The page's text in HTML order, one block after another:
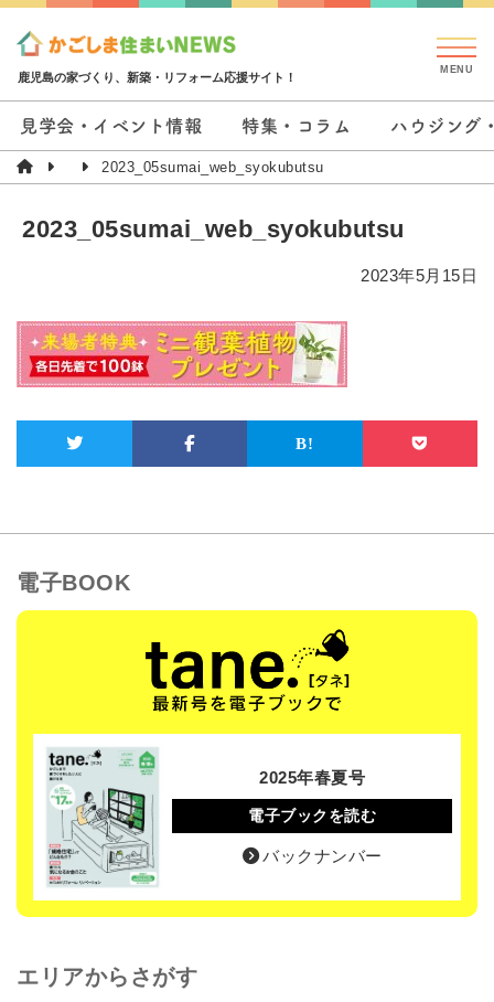
鹿児島の家づくり、新築・リフォーム応援サイト！
見学会・イベント情報 特集・コラム ハウジング
2023_05sumai_web_syokubutsu
2023_05sumai_web_syokubutsu
2023年5月15日
電子BOOK
2025年春夏号
電子ブックを読む
バックナンバー
エリアからさがす